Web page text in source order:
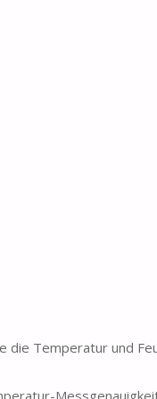
die Temperatur und